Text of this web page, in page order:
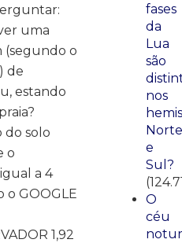
uma
(segundo o
de
estando
do solo
o
a 4
o GOOGLE
1,92
fases
da
Lua
são
nos
Norte
e
Sul?
O
céu